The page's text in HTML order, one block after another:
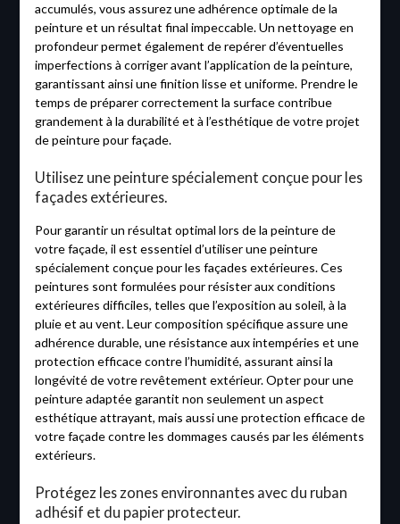
accumulés, vous assurez une adhérence optimale de la
peinture et un résultat final impeccable. Un nettoyage en
profondeur permet également de repérer d’éventuelles
imperfections à corriger avant l’application de la peinture,
garantissant ainsi une finition lisse et uniforme. Prendre le
temps de préparer correctement la surface contribue
grandement à la durabilité et à l’esthétique de votre projet
de peinture pour façade.
Utilisez une peinture spécialement conçue pour les
façades extérieures.
Pour garantir un résultat optimal lors de la peinture de
votre façade, il est essentiel d’utiliser une peinture
spécialement conçue pour les façades extérieures. Ces
peintures sont formulées pour résister aux conditions
extérieures difficiles, telles que l’exposition au soleil, à la
pluie et au vent. Leur composition spécifique assure une
adhérence durable, une résistance aux intempéries et une
protection efficace contre l’humidité, assurant ainsi la
longévité de votre revêtement extérieur. Opter pour une
peinture adaptée garantit non seulement un aspect
esthétique attrayant, mais aussi une protection efficace de
votre façade contre les dommages causés par les éléments
extérieurs.
Protégez les zones environnantes avec du ruban
adhésif et du papier protecteur.